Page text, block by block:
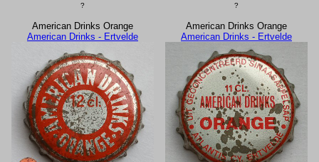
? ?
American Drinks Orange
American Drinks - Ertvelde
American Drinks Orange
American Drinks - Ertvelde